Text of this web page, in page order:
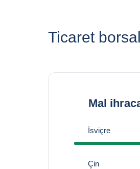
Ticaret
Mal
İsviçre
Çin